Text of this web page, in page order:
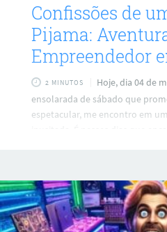
Confissões de
Pijama:
Empreendedor
2 MINUTOS
Hoje, dia 04 de
ensolarada de sábado que
espetacular, me encontro em
inusitada. É nesses dias que
clientes, alimentar as redes
bendito tráfego orgânico, além
as finanças para ver